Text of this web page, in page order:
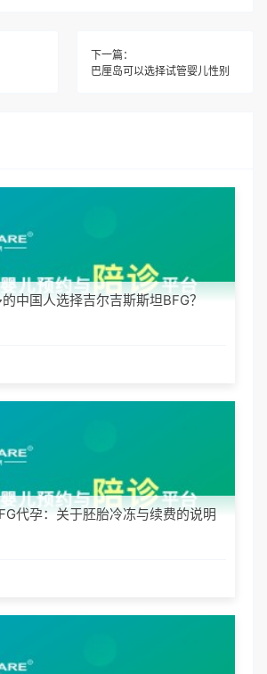
下一篇：
巴厘岛可以选择试管婴儿性别
中国人选择吉尔吉斯斯坦BFG？
代孕：关于胚胎冷冻与续费的说明